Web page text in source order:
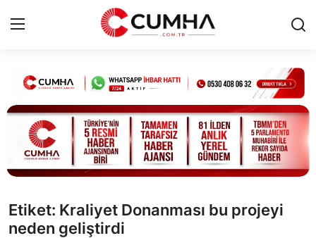
Kurumsal
Cumhurbaşkanlığı
Bakanlıklar
Siyasi Partiler
Etiket: Kraliyet Donanması bu projeyi
neden geliştirdi